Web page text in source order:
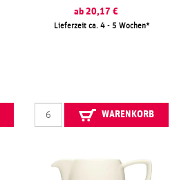
ab 20,17 €
Lieferzeit ca. 4 - 5 Wochen
WARENKORB